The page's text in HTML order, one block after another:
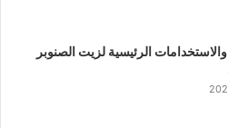
والاستخدامات الرئيسية لزيت الصنوبر